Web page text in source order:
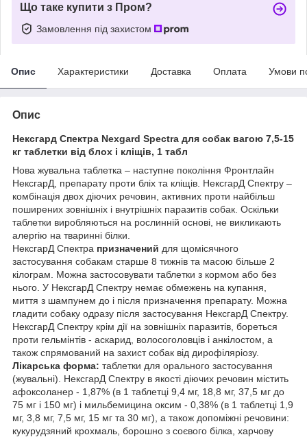
Що таке купити з Пром?
Замовлення під захистом
Опис Характеристики Доставка Оплата Умови
Опис
Нексгард Спектра Nexgard Spectra для собак вагою 7,5-15
кг таблетки від блох і кліщів, 1 табл
Нова жувальна таблетка – наступне покоління Фронтлайн
НексгарД, препарату проти бліх та кліщів. НексгарД Спектру –
комбінація двох діючих речовин, активних проти найбільш
поширених зовнішніх і внутрішніх паразитів собак. Оскільки
таблетки виробляються на рослинній основі, не викликають
алергію на тваринні білки.
НексгарД Спектра призначений для щомісячного
застосування собакам старше 8 тижнів та масою більше 2
кілограм. Можна застосовувати таблетки з кормом або без
нього. У НексгарД Спектру немає обмежень на купання,
миття з шампунем до і після призначення препарату. Можна
гладити собаку одразу після застосування НексгарД Спектру.
НексгарД Спектру крім дії на зовнішніх паразитів, бореться
проти гельмінтів - аскарид, волосоголовців і анкілостом, а
також спрямований на захист собак від дирофіляріозу.
Лікарська форма: таблетки для орального застосування
(жувальні). НексгарД Спектру в якості діючих речовин містить
афоксоланер - 1,87% (в 1 таблетці 9,4 мг, 18,8 мг, 37,5 мг до
75 мг і 150 мг) і мильбемицина оксим - 0,38% (в 1 таблетці 1,9
мг, 3,8 мг, 7,5 мг, 15 мг та 30 мг), а також допоміжні речовини:
кукурудзяний крохмаль, борошно з соєвого білка, харчову